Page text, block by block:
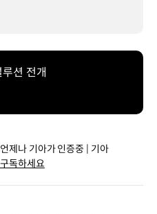
션 전개
제나 기아가 인증중 | 기아
독하세요